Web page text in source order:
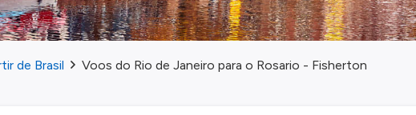
de Brasil Voos do Rio de Janeiro para o Rosario - Fisherton